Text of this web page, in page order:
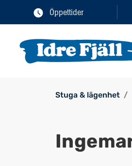
Öppettider
Stuga & lägenhet